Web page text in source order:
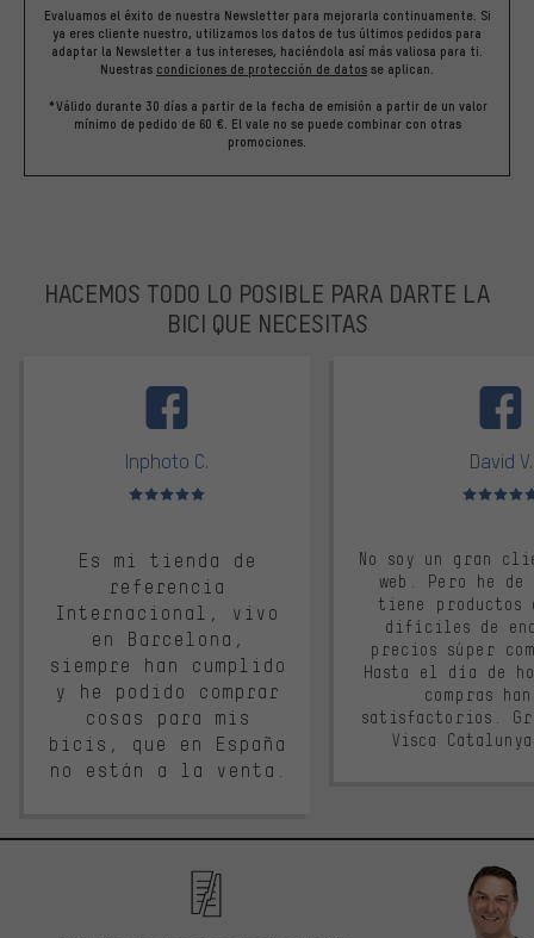
Evaluamos el éxito de nuestra Newsletter para mejorarla continuamente. Si
ya eres cliente nuestro, utilizamos los datos de tus últimos pedidos para
adaptar la Newsletter a tus intereses, haciéndola así más valiosa para ti.
Nuestras condiciones de protección de datos se aplican.
*Válido durante 30 días a partir de la fecha de emisión a partir de un valor
mínimo de pedido de 60 €. El vale no se puede combinar con otras
promociones.
HACEMOS TODO LO POSIBLE PARA DARTE LA
BICI QUE NECESITAS
Inphoto C.
Valoración media: 5 de 5
Es mi tienda de
referencia
Internacional, vivo
en Barcelona,
siempre han cumplido
y he podido comprar
cosas para mis
bicis, que en España
no están a la venta.
David V.
Valoración
No soy un gran
web. Pero he
tiene productos
difíciles de
precios súper
Hasta el día de
compras
satisfactorios.
Visca